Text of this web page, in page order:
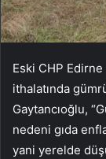
Eski CHP
ithalatında
Gaytancıoğlu,
nedeni gıda
yani yerelde